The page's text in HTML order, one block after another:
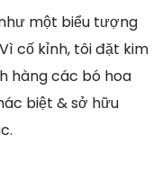
một biểu tượng
cố kỉnh, tôi đặt kim
hàng các bó hoa
biệt & sở hữu